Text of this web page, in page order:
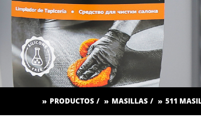
PRODUCTOS MASILLAS 511